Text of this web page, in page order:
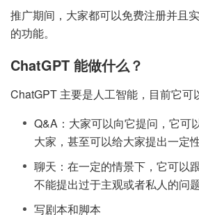
推广期间，大家都可以免费注册并且
的功能。
ChatGPT 能做什么？
ChatGPT 主要是人工智能，目前它可
Q&A：大家可以向它提问，它可
大家，甚至可以给大家提出一定
聊天：在一定的情景下，它可以
不能提出过于主观或者私人的问
写剧本和脚本